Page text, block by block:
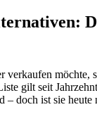
verkaufen möchte,
gilt seit
– doch ist sie heute